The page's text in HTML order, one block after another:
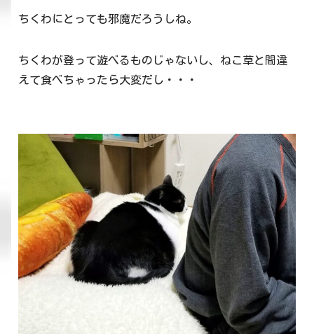
ちくわにとっても邪魔だろうしね。
ちくわが登って遊べるものじゃないし、ねこ草と間違
えて食べちゃったら大変だし・・・